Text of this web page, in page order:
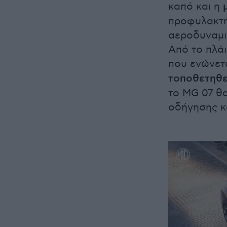
καπό και η
Από το πλάι
που
το MG 07
οδήγησης